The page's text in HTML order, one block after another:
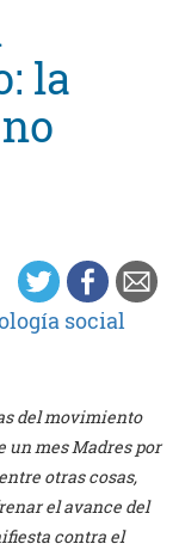
la
social
del movimiento
un mes Madres por
otras cosas,
el avance del
contra el